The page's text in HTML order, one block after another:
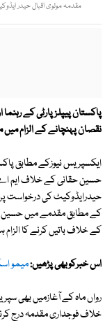
مقدمہ مولوی اقبال حیدر
پاکستان پیپلزپارٹی کے
نقصان پہنچانے کے الزام میں
ایکسپریس نیوزکے مطابق
حسین حقانی کے خلاف ایم
حیدرایڈوکیٹ کی درخواست
کے مطابق مقدمے میں حسین
کے خلاف باتیں کرنے کا الزام
اس خبرکوبھی پڑھیں:میمو
رواں ماہ کے آغازمیں بھی
خلاف فوجداری مقدمہ درج